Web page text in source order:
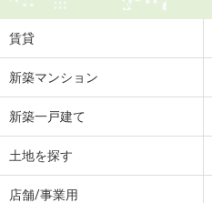
賃貸
新築マンション
新築一戸建て
土地を探す
店舗/事業用